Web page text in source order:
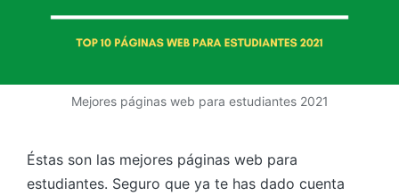
Mejores páginas web para estudiantes 2021
Éstas son las mejores páginas web para
estudiantes. Seguro que ya te has dado cuenta